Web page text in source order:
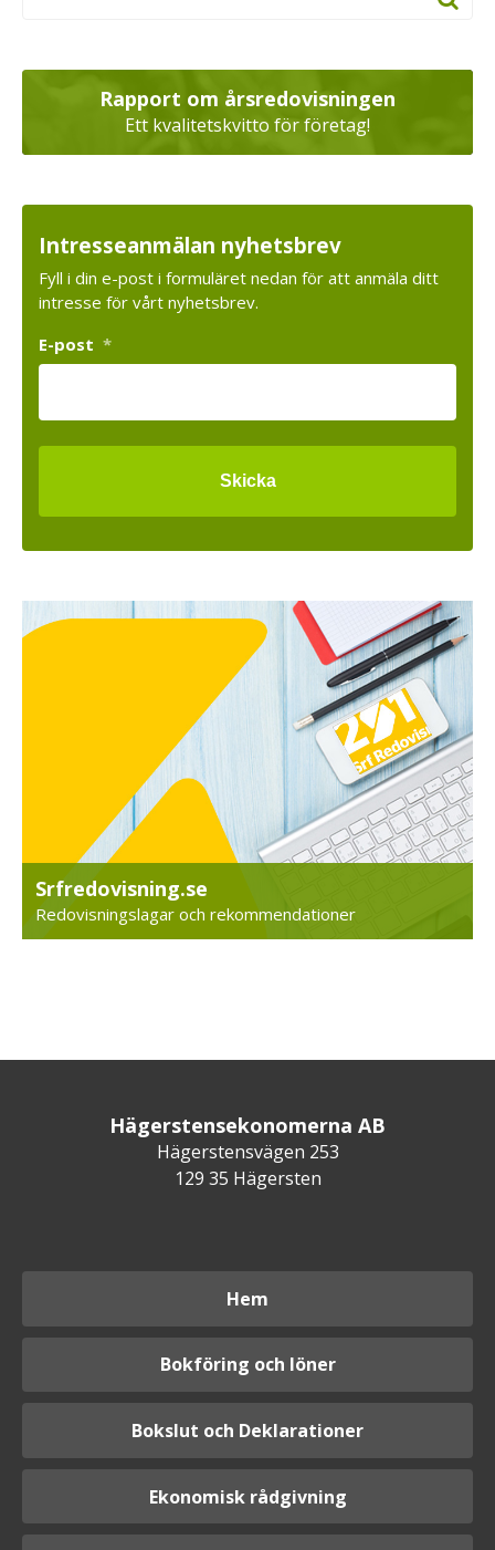
Rapport om årsredovisningen
Ett kvalitetskvitto för företag!
Intresseanmälan nyhetsbrev
Fyll i din e-post i formuläret nedan för att anmäla ditt
intresse för vårt nyhetsbrev.
E-post *
Srfredovisning.se
Redovisningslagar och rekommendationer
Hägerstensekonomerna AB
Hägerstensvägen 253
129 35 Hägersten
Hem
Bokföring och löner
Bokslut och Deklarationer
Ekonomisk rådgivning